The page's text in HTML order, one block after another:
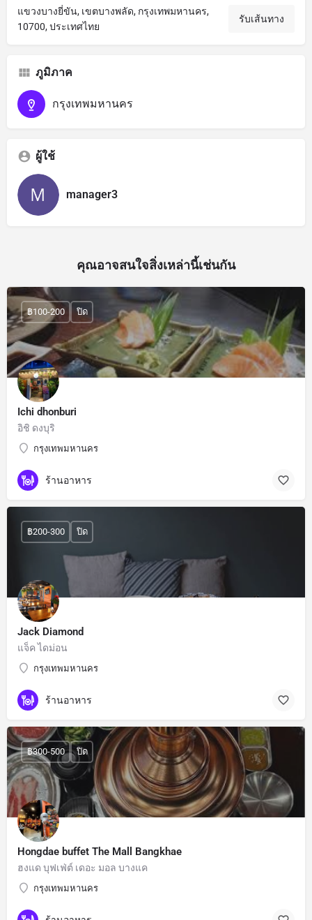
แขวงบางยี่ขัน, เขตบางพลัด, กรุงเทพมหานคร,
10700, ประเทศไทย
รับเส้นทาง
ภูมิภาค
กรุงเทพมหานคร
ผู้ใช้
manager3
คุณอาจสนใจสิ่งเหล่านี้เช่นกัน
Ichi dhonburi
อิชิ ดงบุริ
กรุงเทพมหานคร
฿100-200 ปิด
ร้านอาหาร
Jack Diamond
แจ็ค ไดม่อน
กรุงเทพมหานคร
฿200-300 ปิด
ร้านอาหาร
Hongdae buffet The Mall Bangkhae
ฮงแด บุฟเฟ่ต์ เดอะ มอล บางแค
กรุงเทพมหานคร
฿300-500 ปิด